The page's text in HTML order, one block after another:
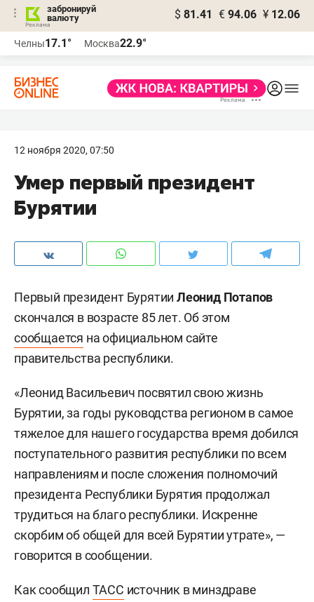
забронируй
валюту
$ 81.41 € 94.06 ¥ 12.06
Челны17.1° Москва22.9°
12 ноября 2020, 07:50
Умер первый президент
Бурятии
Первый президент Бурятии Леонид Потапов
скончался в возрасте 85 лет. Об этом
сообщается на официальном сайте
правительства республики.
«Леонид Васильевич посвятил свою жизнь
Бурятии, за годы руководства регионом в самое
тяжелое для нашего государства время добился
поступательного развития республики по всем
направлениям и после сложения полномочий
президента Республики Бурятия продолжал
трудиться на благо республики. Искренне
скорбим об общей для всей Бурятии утрате», —
говорится в сообщении.
Как сообщил ТАСС источник в минздраве